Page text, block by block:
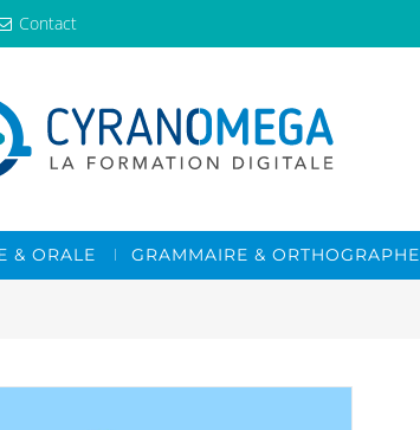
Contact
& ORALE GRAMMAIRE & ORTHOGRAPHE